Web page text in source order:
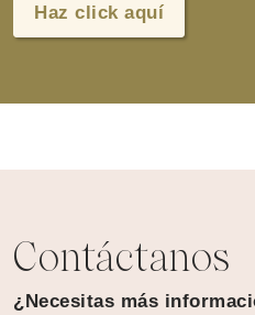
Haz click aquí
Contáctanos
¿Necesitas más